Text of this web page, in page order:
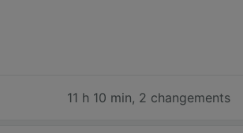
11 h 10 min, 2 changements